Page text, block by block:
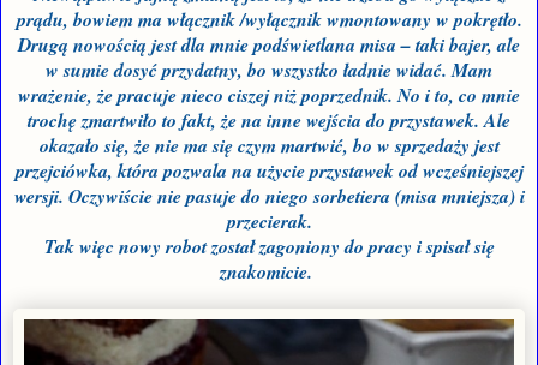
prądu, bowiem ma włącznik /wyłącznik wmontowany w pokrętło.
Drugą nowością jest dla mnie podświetlana misa – taki bajer, ale
w sumie dosyć przydatny, bo wszystko ładnie widać. Mam
wrażenie, że pracuje nieco ciszej niż poprzednik. No i to, co mnie
trochę zmartwiło to fakt, że na inne wejścia do przystawek. Ale
okazało się, że nie ma się czym martwić, bo w sprzedaży jest
przejciówka, która pozwala na użycie przystawek od wcześniejszej
wersji. Oczywiście nie pasuje do niego sorbetiera (misa mniejsza) i
przecierak.
Tak więc nowy robot został zagoniony do pracy i spisał się
znakomicie.